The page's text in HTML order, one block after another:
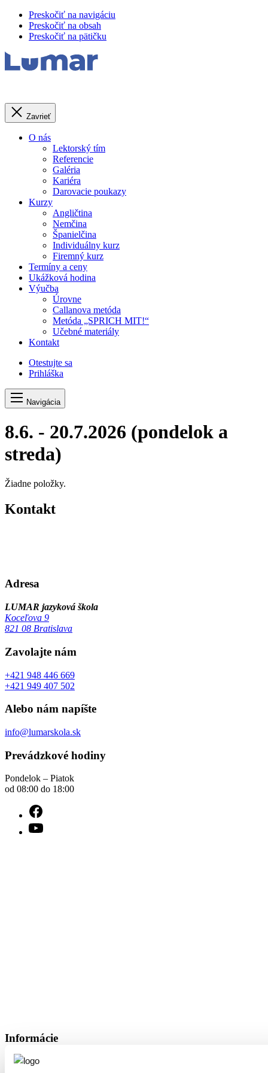
Preskočiť na navigáciu
Preskočiť na obsah
Preskočiť na pätičku
Zavrieť
O nás
Lektorský tím
Referencie
Galéria
Kariéra
Darovacie poukazy
Kurzy
Angličtina
Nemčina
Španielčina
Individuálny kurz
Firemný kurz
Termíny a ceny
Ukážková hodina
Výučba
Úrovne
Callanova metóda
Metóda „SPRICH MIT!“
Učebné materiály
Kontakt
Otestujte sa
Prihláška
Navigácia
8.6. - 20.7.2026 (pondelok a
streda)
Žiadne položky.
Kontakt
Adresa
LUMAR jazyková škola
Koceľova 9
821 08 Bratislava
Zavolajte nám
+421 948 446 669
+421 949 407 502
Alebo nám napíšte
info@lumarskola.sk
Prevádzkové hodiny
Pondelok – Piatok
od 08:00 do 18:00
Informácie
Prihláška